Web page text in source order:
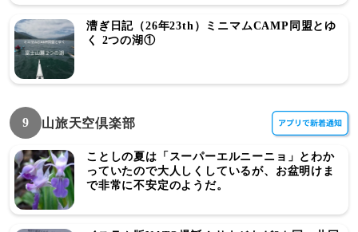
漕ぎ日記（26年23th）ミニマムCAMP同盟とゆ
く 2つの湖①
9 山旅天空倶楽部
ことしの夏は「スーパーエルニーニョ」とわか
っていたので大人しくしているが、お盆明けま
で非常に不安定のようだ。